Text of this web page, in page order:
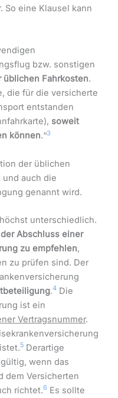
So eine Klausel kann
bzw. sonstigen
üblichen Fahrkosten.
die für die versicherte
entstanden
soweit
können.“3
der üblichen
auch die
genannt wird.
unterschiedlich.
Abschluss einer
zu empfehlen,
zu prüfen sind. Der
.4 Die
ist ein
Vertragsnummer.
5 Derartige
wenn das
dem Versicherten
richtet.6 Es sollte